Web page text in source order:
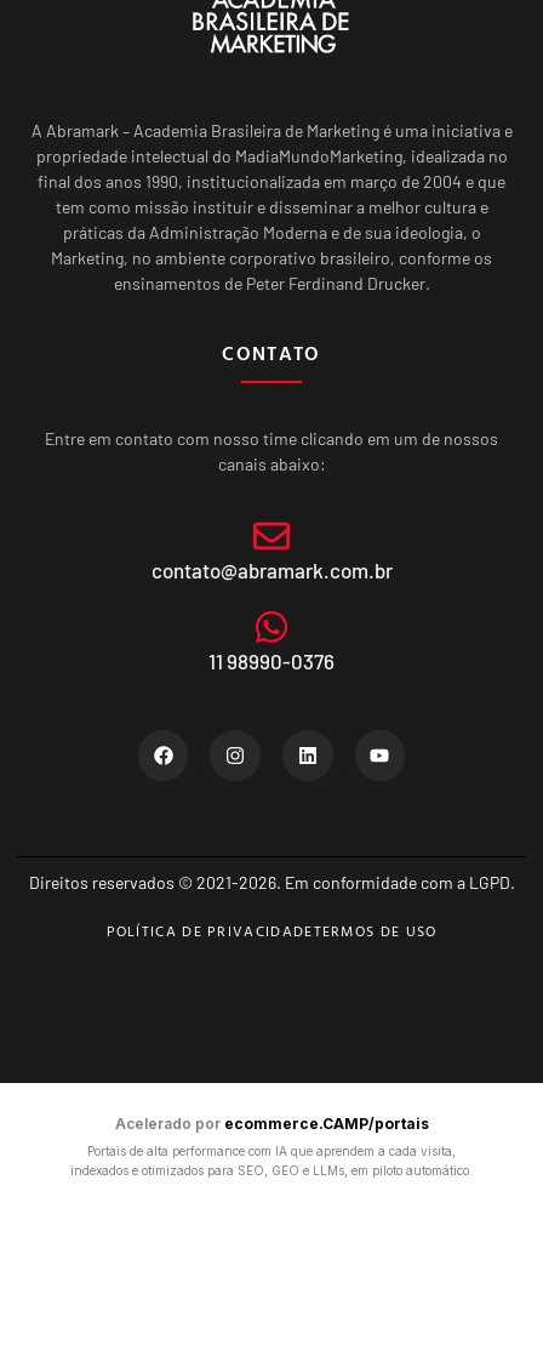
A Abramark – Academia Brasileira de Marketing é uma iniciativa e
propriedade intelectual do MadiaMundoMarketing, idealizada no
final dos anos 1990, institucionalizada em março de 2004 e que
tem como missão instituir e disseminar a melhor cultura e
práticas da Administração Moderna e de sua ideologia, o
Marketing, no ambiente corporativo brasileiro, conforme os
ensinamentos de Peter Ferdinand Drucker.
CONTATO
Entre em contato com nosso time clicando em um de nossos
canais abaixo:
contato@abramark.com.br
11 98990-0376
Direitos reservados © 2021-2026. Em conformidade com a LGPD.
POLÍTICA DE PRIVACIDADETERMOS DE USO
Acelerado por ecommerce.CAMP/portais
Portais de alta performance com IA que aprendem a cada visita,
indexados e otimizados para SEO, GEO e LLMs, em piloto automático.